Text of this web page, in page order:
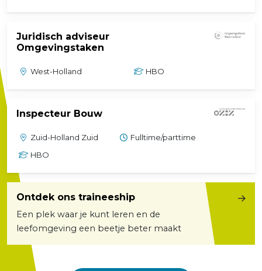
Juridisch adviseur
Omgevingstaken
West-Holland HBO
Inspecteur Bouw(externe link)
Zuid-Holland Zuid
Fulltime/parttime
HBO
Ontdek ons traineeship
Een plek waar je kunt leren en de
leefomgeving een beetje beter maakt